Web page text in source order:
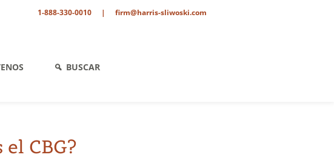
1-888-330-0010 | firm@harris-sliwoski.com
BUSCAR
el CBG?